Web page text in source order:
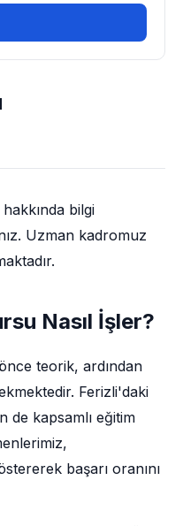
hakkında bilgi
Uzman kadromuz
Nasıl İşler?
teorik, ardından
Ferizli'daki
de kapsamlı eğitim
başarı oranını